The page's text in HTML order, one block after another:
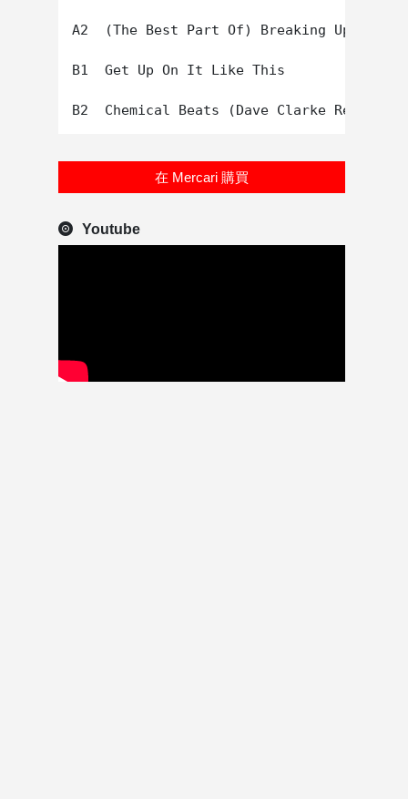
A2  (The Best Part Of) Breaking Up
B1  Get Up On It Like This
在 Mercari 購買
Youtube